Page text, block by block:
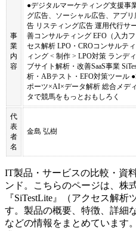
事
業
内
容
●デジタルマーケティング支援事
グ広告、ソーシャル広告、アプ
告 リスティング広告 運用代行サ
善コンサルティング EFO（入力
セス解析 LPO・CROコンサルテ
ィング < 制作 > LPO対策 ランデ
ブサイト解析・改善SaaS事業
析・ABテスト・EFO対策ツール
ポーツ×AI×データ解析 総合メデ
タで競馬をもっとおもしろく
代
表
者
名
金島 弘樹
IT製品・サービスの比較・資
ンド。こちらのページは、 株
『SiTestLite 』（アクセス解析
す。製品の概要、特徴、詳細
などの情報をまとめています